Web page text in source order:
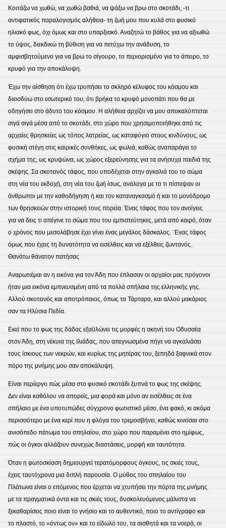
Κοιτάζω να χωθώ, να χωθώ βαθιά, να ψάξω να βρω στο σκοτάδι, -τι
αντιφατικός παραλογισμός αλήθεια- τη ζωή μου που κυλά στο φυσικό
ηλιακό φως, όχι όμως και στο υπαρξιακό. Αναζητώ το βάθος για να αξιωθώ
το ύψος, διεκδικώ τη βύθιση για να πετύχω την ανάδυση, το
αμφισβητούμενο για να βρω το σίγουρο, το περιορισμένο για το άπειρο, το
κρυφό για την αποκάλυψη.
Έχω την αίσθηση ότι έχω τρυπήσει το σκληρό κέλυφος του κόσμου και
διεισδύω στο εσωτερικό του, ότι βρήκα το κρυφό μονοπάτι που θα με
οδηγήσει στο άδυτο του κόσμου. Η αλήθεια αρχίζει να μου αποκαλύπτεται
σιγά σιγά μέσα από το σκοτάδι, στο χώρο που χρησιμοποιήθηκε από τις
αρχαίες θρησκείες ως τόπος λατρείας, ως καταφύγιο στους κινδύνους, ως
φυσική στέγη στις καιρικές συνθήκες, ως φωλιά, καθώς αναπαράγει το
σχήμα της, ως κρυψώνα, ως χώρος εξερεύνησης για τα ανήσυχα παιδιά της
σκέψης. Σα σκοτεινός τάφος, που υποδέχεται στην αγκαλιά του το σώμα
στη νέα του εκδοχή, στη νέα του ζωή ίσως, ανάλογα με το τι πίστεψαν οι
άνθρωποι με την καθοδήγηση ή και τον καταναγκασμό ή και το μονόδρομο
των θρησκειών στην ιστορική τους πορεία. Ένας τάφος που τον ανοίγεις
για να δεις τι απέγινε το σώμα που του εμπιστεύτηκες, μετά από καιρό, όταν
ο χρόνος που μεσολάβησε έχει γίνει ένας μεγάλος δάσκαλος. ¨Ενας τάφος
όμως που έχεις τη δυνατότητα να εισέλθεις και να εξέλθεις ζωντανός.
Θανάτω θάνατον πατήσας
Αναρωτιέμαι αν η εικόνα για τον Άδη που έπλασαν οι αρχαίοι μας πρόγονοι
ήταν μια εικόνα εμπνευσμένη από τα πολλά σπήλαια της ελληνικής γης.
Αλλού σκοτεινός και αποτρόπαιος, όπως τα Τάρταρα, και αλλού μακάριος
σαν τα Ηλύσια Πεδία.
Εκεί που το φως της δάδας εξαϋλώνει τις μορφές η σκηνή του Οδυσσέα
στον Άδη, στη νέκυια της Ιλιάδας, που απεγνωσμένα πήγε να αγκαλιάσει
τους ίσκιους των νεκρών, και κυρίως της μητέρας του, ξεπηδά ξαφνικά στον
πόρο της μνήμης μου σαν αποκάλυψη.
Είναι περίεργο πώς μέσα στο φυσικό σκοτάδι ξυπνά το φως της σκέψης.
Δεν είναι καθόλου να απορείς, μια φορά και μόνο αν εισέλθεις σε ένα
σπήλαιο με ένα υποτυπώδες σύγχρονο φωτιστικό μέσο, ένα φακό, κι ακόμα
περισσότερο με ένα κερί που η φλόγα του τρεμοσβήνει, καθώς κινείσαι στο
ανισόπεδο πάτωμα του σπηλαίου, στο χώρο που παραμένει στο ημίφως,
πώς οι όγκοι αλλάζουν συνεχώς διαστάσεις, μορφή και ταυτότητα.
Όταν η φωτοσκίαση δημιουργεί τερατόμορφους όγκους, τις σκιές τους,
έχεις ταυτόχρονα μια διπλή παρουσία. Ο μύθος του σπηλαίου του
Πλάτωνα είναι ο επόμενος που έρχεται να χτυπήσει την πόρτα της μνήμης
με τα πραγματικά όντα και τις σκιές τους, δυσκολευόμενος μάλιστα να
ξεκαθαρίσεις ποιο είναι το γνήσιο και το αυθεντικό, ποιο το αντίγραφο και
το πλαστό, το «όντως ον» και το είδωλό του, τα αισθητά και τα νοερά, οι